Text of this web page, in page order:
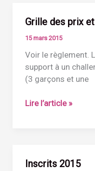
Grille des prix
15 mars 2015
Voir le règlement.
support à un
(3 garçons et une
Grille
2015
Lire l’article »
Inscrits 2015